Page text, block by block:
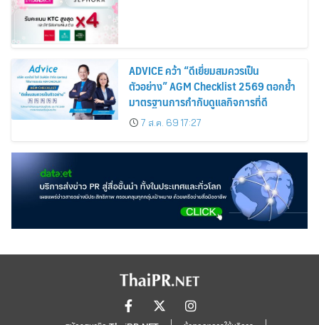
ADVICE คว้า “ดีเยี่ยมสมควรเป็น
ตัวอย่าง” AGM Checklist 2569 ตอกย้ำ
มาตรฐานการกำกับดูแลกิจการที่ดี
7 ส.ค. 69 17:27